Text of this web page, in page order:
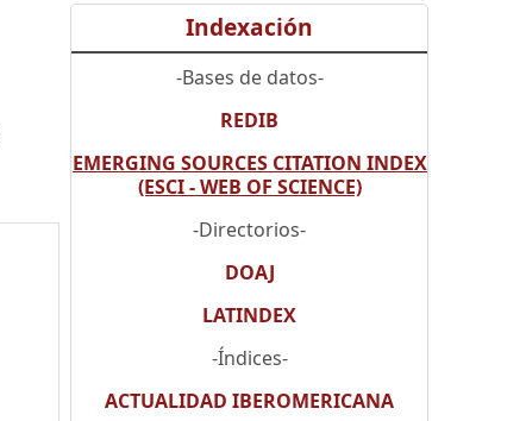
Indexación
-Bases de datos-
REDIB
EMERGING SOURCES CITATION INDEX
(ESCI - WEB OF SCIENCE)
-Directorios-
DOAJ
LATINDEX
-Índices-
ACTUALIDAD IBEROMERICANA